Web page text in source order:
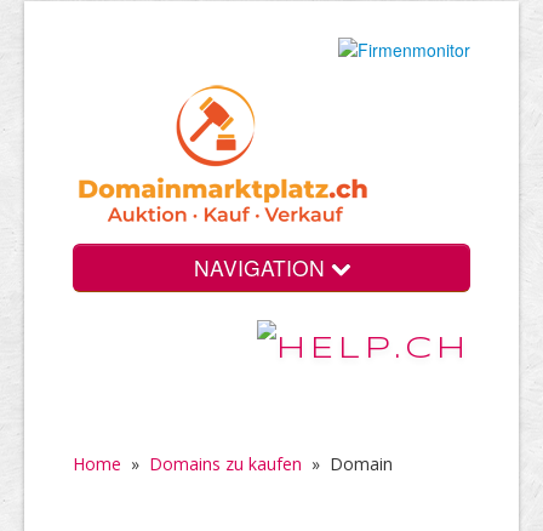
NAVIGATION
Home » Domains zu kaufen » Domain